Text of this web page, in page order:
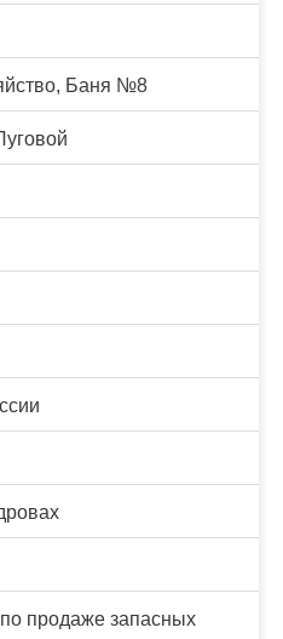
Баня №8
продаже запасных